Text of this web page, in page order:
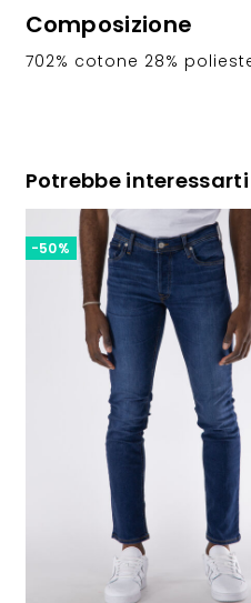
Composizione
702% cotone 28%
Potrebbe
-50%